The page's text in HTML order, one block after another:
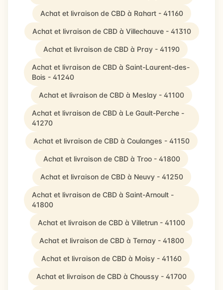
Achat et livraison de CBD à Rahart - 41160
Achat et livraison de CBD à Villechauve - 41310
Achat et livraison de CBD à Pray - 41190
Achat et livraison de CBD à Saint-Laurent-des-
Bois - 41240
Achat et livraison de CBD à Meslay - 41100
Achat et livraison de CBD à Le Gault-Perche -
41270
Achat et livraison de CBD à Coulanges - 41150
Achat et livraison de CBD à Troo - 41800
Achat et livraison de CBD à Neuvy - 41250
Achat et livraison de CBD à Saint-Arnoult -
41800
Achat et livraison de CBD à Villetrun - 41100
Achat et livraison de CBD à Ternay - 41800
Achat et livraison de CBD à Moisy - 41160
Achat et livraison de CBD à Choussy - 41700